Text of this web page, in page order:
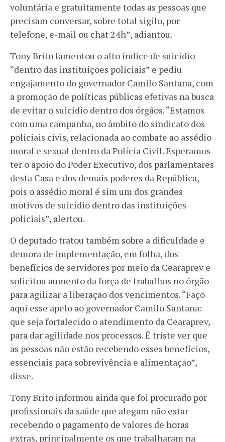
voluntária e gratuitamente todas as pessoas que
precisam conversar, sobre total sigilo, por
telefone, e-mail ou chat 24h”, adiantou.
Tony Brito lamentou o alto índice de suicídio
“dentro das instituições policiais” e pediu
engajamento do governador Camilo Santana, com
a promoção de políticas públicas efetivas na busca
de evitar o suicídio dentro dos órgãos. “Estamos
com uma campanha, no âmbito do sindicato dos
policiais civis, relacionada ao combate ao assédio
moral e sexual dentro da Polícia Civil. Esperamos
ter o apoio do Poder Executivo, dos parlamentares
desta Casa e dos demais poderes da República,
pois o assédio moral é sim um dos grandes
motivos de suicídio dentro das instituições
policiais”, alertou.
O deputado tratou também sobre a dificuldade e
demora de implementação, em folha, dos
benefícios de servidores por meio da Cearaprev e
solicitou aumento da força de trabalhos no órgão
para agilizar a liberação dos vencimentos. “Faço
aqui esse apelo ao governador Camilo Santana:
que seja fortalecido o atendimento da Cearaprev,
para dar agilidade nos processos. É triste ver que
as pessoas não estão recebendo esses benefícios,
essenciais para sobrevivência e alimentação”,
disse.
Tony Brito informou ainda que foi procurado por
profissionais da saúde que alegam não estar
recebendo o pagamento de valores de horas
extras, principalmente os que trabalharam na